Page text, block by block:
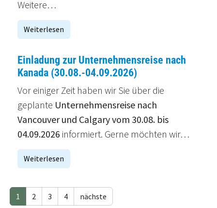
Weitere…
Weiterlesen
Einladung zur Unternehmensreise nach
Kanada (30.08.-04.09.2026)
Vor einiger Zeit haben wir Sie über die
geplante Unternehmensreise nach
Vancouver und Calgary vom 30.08. bis
04.09.2026 informiert. Gerne möchten wir…
Weiterlesen
1 2 3 4 nächste